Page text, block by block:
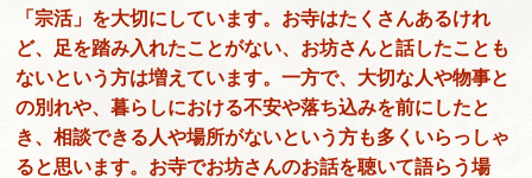
「宗活」を大切にしています。お寺はたくさんあるけれ
ど、足を踏み入れたことがない、お坊さんと話したことも
ないという方は増えています。一方で、大切な人や物事と
の別れや、暮らしにおける不安や落ち込みを前にしたと
き、相談できる人や場所がないという方も多くいらっしゃ
ると思います。お寺でお坊さんのお話を聴いて語らう場